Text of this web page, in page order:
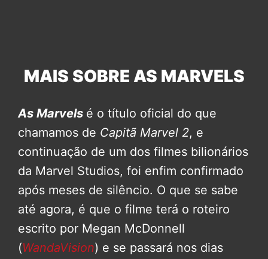
MAIS SOBRE AS MARVELS
As Marvels é o título oficial do que
chamamos de Capitã Marvel 2, e
continuação de um dos filmes bilionários
da Marvel Studios, foi enfim confirmado
após meses de silêncio. O que se sabe
até agora, é que o filme terá o roteiro
escrito por Megan McDonnell
(WandaVision) e se passará nos dias